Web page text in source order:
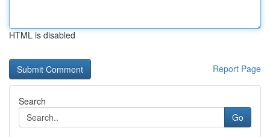
HTML is disabled
Report Page
Search
Go